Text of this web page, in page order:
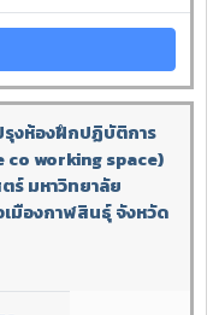
รุงห้องฝึกปฏิบัติการ
co working space)
มหาวิทยาลัย
มืองกาฬสินธุ์ จังหวัด